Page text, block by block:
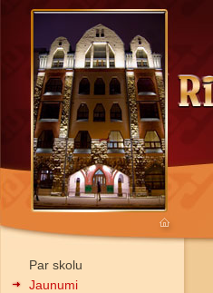
Par skolu
Jaunumi